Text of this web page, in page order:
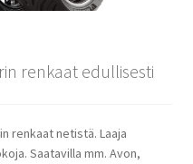
renkaat edullisesti
renkaat netistä. Laaja
Saatavilla mm. Avon,